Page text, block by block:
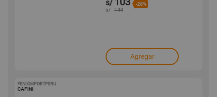
s/ -28%
s/ 144
Agregar
FENIXIMPORTPERU
CAFINI